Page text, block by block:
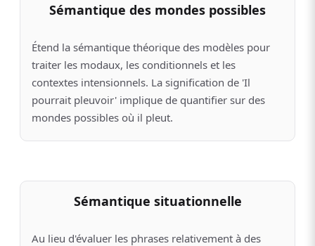
Sémantique des mondes possibles
Étend la sémantique théorique des modèles pour
traiter les modaux, les conditionnels et les
contextes intensionnels. La signification de 'Il
pourrait pleuvoir' implique de quantifier sur des
mondes possibles où il pleut.
Sémantique situationnelle
Au lieu d'évaluer les phrases relativement à des